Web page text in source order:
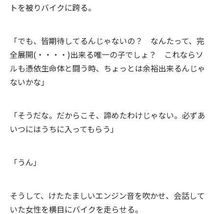
トを被りバイクに跨る。
「でも、皆期待してるんじゃないの？ なんたって、完
全展開(・・・・)出来る唯一の子でしょ？ これならソ
ルも憑依生命体と闘う時、ちょっとは余裕出来るんじゃ
ないかな」
「そうだな。だからこそ、諦めたわけじゃない。必ずあ
いつにはうちに入ってもらう」
「うん」
そうして、けたたましいエンジン音を吹かせ、会話して
いた女性を横目にバイクを走らせる。